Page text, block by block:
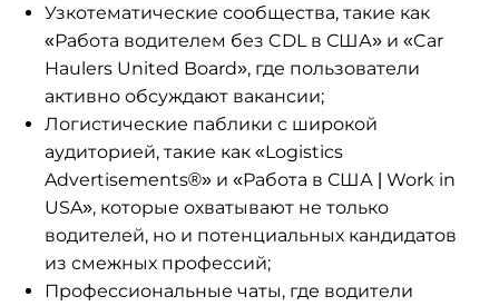
Узкотематические сообщества, такие как
«Работа водителем без CDL в США» и «Car
Haulers United Board», где пользователи
активно обсуждают вакансии;
Логистические паблики с широкой
аудиторией, такие как «Logistics
Advertisements®» и «Работа в США | Work in
USA», которые охватывают не только
водителей, но и потенциальных кандидатов
из смежных профессий;
Профессиональные чаты, где водители